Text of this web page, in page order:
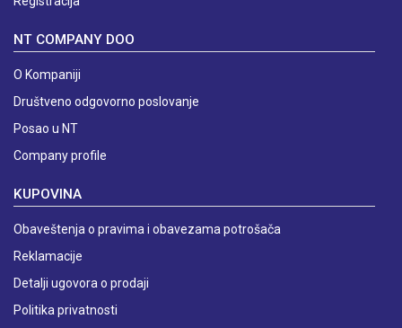
NT COMPANY DOO
O Kompaniji
Društveno odgovorno poslovanje
Posao u NT
Company profile
KUPOVINA
Obaveštenja o pravima i obavezama potrošača
Reklamacije
Detalji ugovora o prodaji
Politika privatnosti